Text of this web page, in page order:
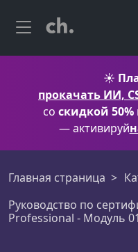
☀️
прокачать ИИ,
со скидкой 50%
— активируй
Главная страница
Руководство по
Professional - Модуль 01